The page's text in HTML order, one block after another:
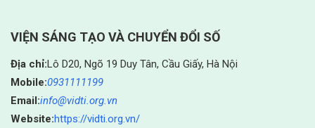
VIỆN SÁNG TẠO VÀ CHUYỂN ĐỔI SỐ
Địa chỉ:Lô D20, Ngõ 19 Duy Tân, Cầu Giấy, Hà Nội
Mobile:0931111199
Email:info@vidti.org.vn
Website:https://vidti.org.vn/